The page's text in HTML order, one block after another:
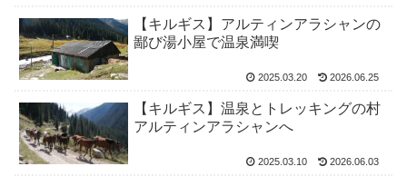
【キルギス】アルティンアラシャンの
鄙び湯小屋で温泉満喫
2025.03.20 2026.06.25
【キルギス】温泉とトレッキングの村
アルティンアラシャンへ
2025.03.10 2026.06.03